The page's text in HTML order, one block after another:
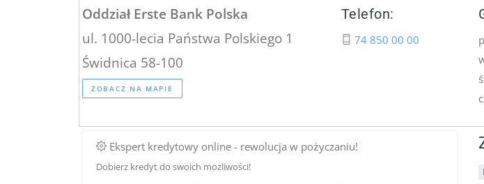
Oddział Erste Bank Polska
ul. 1000-lecia Państwa Polskiego 1
Świdnica 58-100
ZOBACZ NA MAPIE
Telefon:
74 850 00 00
Ekspert kredytowy online - rewolucja w pożyczaniu!
Dobierz kredyt do swoich mozliwości!